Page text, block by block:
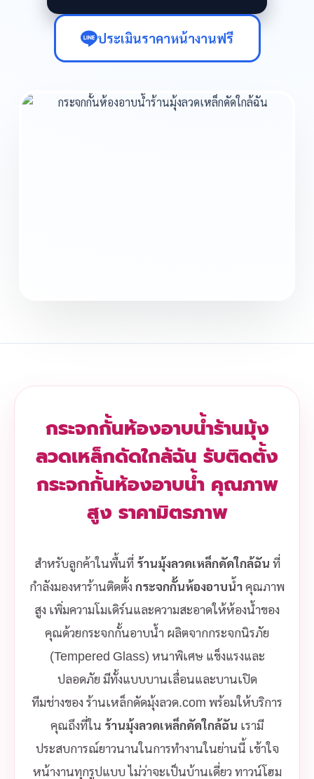
ประเมินราคาหน้างานฟรี
กระจกกั้นห้องอาบน้ำร้านมุ้ง
ลวดเหล็กดัดใกล้ฉัน รับติดตั้ง
กระจกกั้นห้องอาบน้ำ คุณภาพ
สูง ราคามิตรภาพ
สำหรับลูกค้าในพื้นที่ ร้านมุ้งลวดเหล็กดัดใกล้ฉัน ที่
กำลังมองหาร้านติดตั้งกระจกกั้นห้องอาบน้ำคุณภาพ
สูง เพิ่มความโมเดิร์นและความสะอาดให้ห้องน้ำของ
คุณด้วยกระจกกั้นอาบน้ำ ผลิตจากกระจกนิรภัย
(Tempered Glass) หนาพิเศษ แข็งแรงและ
ปลอดภัย มีทั้งแบบบานเลื่อนและบานเปิด
ทีมช่างของ ร้านเหล็กดัดมุ้งลวด.com พร้อมให้บริการ
คุณถึงที่ใน ร้านมุ้งลวดเหล็กดัดใกล้ฉัน เรามี
ประสบการณ์ยาวนานในการทำงานในย่านนี้ เข้าใจ
หน้างานทุกรูปแบบ ไม่ว่าจะเป็นบ้านเดี่ยว ทาวน์โฮม